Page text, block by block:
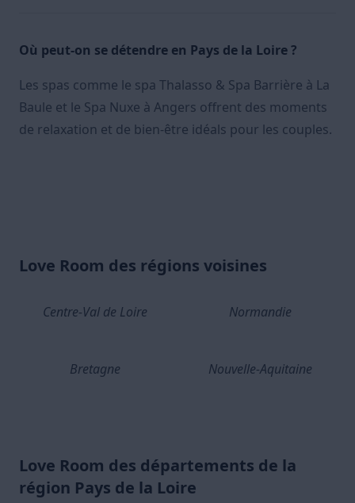
Où peut-on se détendre en Pays de la Loire ?
Les spas comme le spa Thalasso & Spa Barrière à La
Baule et le Spa Nuxe à Angers offrent des moments
de relaxation et de bien-être idéals pour les couples.
Love Room des régions voisines
Centre-Val de Loire Normandie
Bretagne Nouvelle-Aquitaine
Love Room des départements de la
région Pays de la Loire